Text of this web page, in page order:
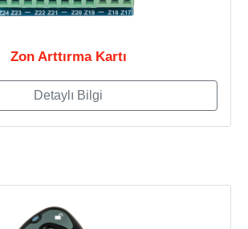
Zon Arttırma Kartı
Detaylı Bilgi